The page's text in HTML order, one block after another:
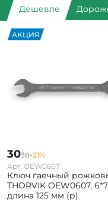
Дешевле
АКЦИЯ
3038-21%
Арт. OEW0607
Ключ гаечный
THORVIK OEW0607,
длина 125 мм (р)